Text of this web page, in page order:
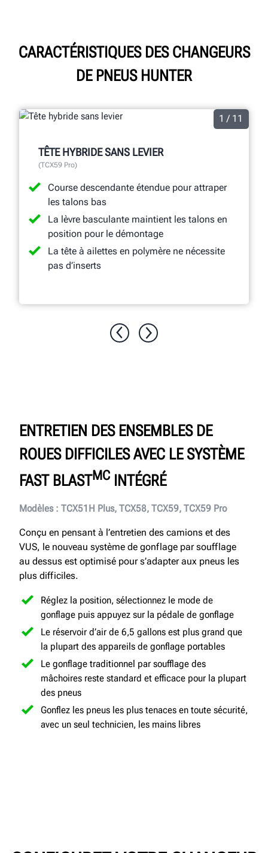
CARACTÉRISTIQUES DES CHANGEURS
DE PNEUS HUNTER
1 / 11
TÊTE HYBRIDE SANS LEVIER
(TCX59 Pro)
Course descendante étendue pour attraper
les talons bas
La lèvre basculante maintient les talons en
position pour le démontage
La tête à ailettes en polymère ne nécessite
pas d’inserts
ENTRETIEN DES ENSEMBLES DE
ROUES DIFFICILES AVEC LE SYSTÈME
FAST BLASTMC INTÉGRÉ
Modèles : TCX51H Plus, TCX58, TCX59, TCX59 Pro
Conçu en pensant à l’entretien des camions et des
VUS, le nouveau système de gonflage par soufflage
au dessus est optimisé pour s’adapter aux pneus les
plus difficiles.
Réglez la position, sélectionnez le mode de
gonflage puis appuyez sur la pédale de gonflage
Le réservoir d’air de 6,5 gallons est plus grand que
la plupart des appareils de gonflage portables
Le gonflage traditionnel par soufflage des
mâchoires reste standard et efficace pour la plupart
des pneus
Gonflez les pneus les plus tenaces en toute sécurité,
avec un seul technicien, les mains libres